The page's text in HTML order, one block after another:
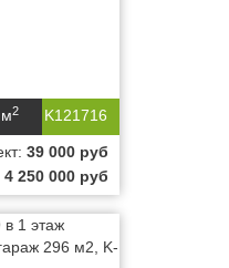
K121716
2
39 000 руб
4 250 000 руб